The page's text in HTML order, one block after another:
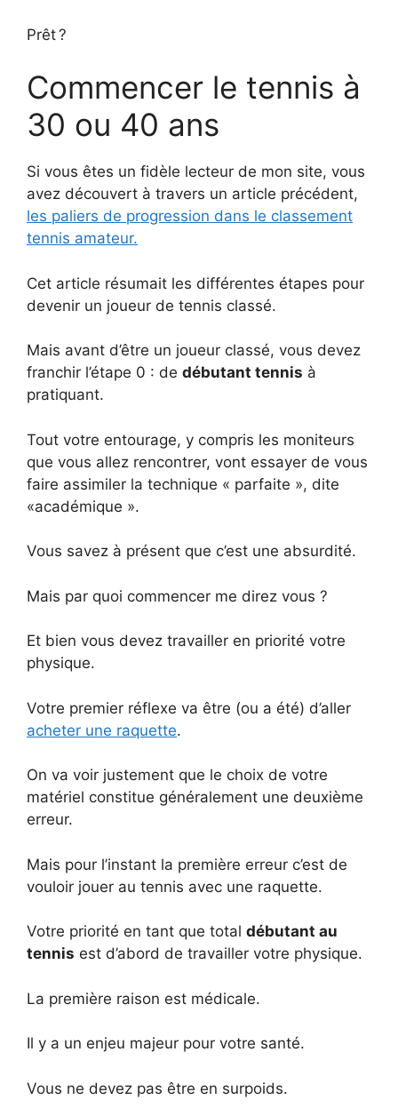
Prêt ?
Commencer le tennis à
30 ou 40 ans
Si vous êtes un fidèle lecteur de mon site, vous
avez découvert à travers un article précédent,
les paliers de progression dans le classement
tennis amateur.
Cet article résumait les différentes étapes pour
devenir un joueur de tennis classé.
Mais avant d’être un joueur classé, vous devez
franchir l’étape 0 : de débutant tennis à
pratiquant.
Tout votre entourage, y compris les moniteurs
que vous allez rencontrer, vont essayer de vous
faire assimiler la technique « parfaite », dite
«académique ».
Vous savez à présent que c’est une absurdité.
Mais par quoi commencer me direz vous ?
Et bien vous devez travailler en priorité votre
physique.
Votre premier réflexe va être (ou a été) d’aller
acheter une raquette.
On va voir justement que le choix de votre
matériel constitue généralement une deuxième
erreur.
Mais pour l’instant la première erreur c’est de
vouloir jouer au tennis avec une raquette.
Votre priorité en tant que total débutant au
tennis est d’abord de travailler votre physique.
La première raison est médicale.
Il y a un enjeu majeur pour votre santé.
Vous ne devez pas être en surpoids.